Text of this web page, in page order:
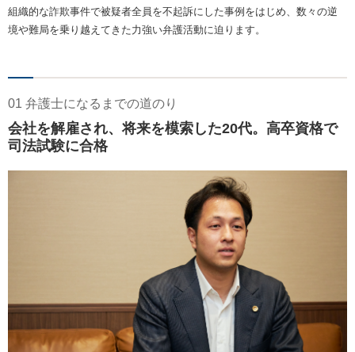
組織的な詐欺事件で被疑者全員を不起訴にした事例をはじめ、数々の逆
境や難局を乗り越えてきた力強い弁護活動に迫ります。
01 弁護士になるまでの道のり
会社を解雇され、将来を模索した20代。高卒資格で
司法試験に合格